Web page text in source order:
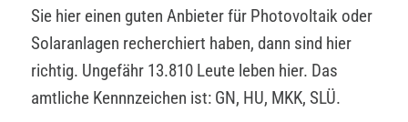
Sie hier einen guten Anbieter für Photovoltaik oder
Solaranlagen recherchiert haben, dann sind hier
richtig. Ungefähr 13.810 Leute leben hier. Das
amtliche Kennnzeichen ist: GN, HU, MKK, SLÜ.